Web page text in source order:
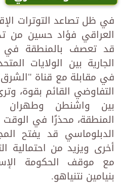
في ظل تصاعد التوترات
العراقي فؤاد حسين من
قد تعصف بالمنطقة
الجارية بين الولايات
في مقابلة مع قناة
التفاوضي القائم بقوة،
بين واشنطن وطهران
المنطقة، محذرًا في
الدبلوماسي قد يفتح
أخرى ويزيد من احتمالية
مع موقف الحكومة
بنيامين نتنياهو.